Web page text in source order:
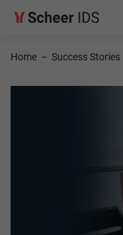
Home – Success Stories